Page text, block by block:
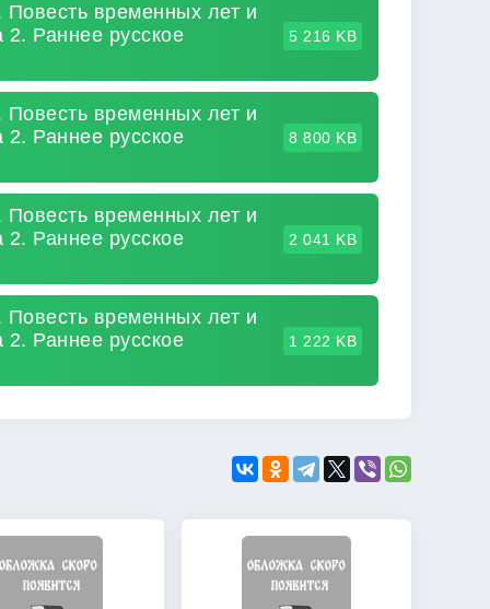
Повесть временных лет и
Раннее русское
5 216 KB
Повесть временных лет и
Раннее русское
8 800 KB
Повесть временных лет и
Раннее русское
2 041 KB
Повесть временных лет и
Раннее русское
1 222 KB